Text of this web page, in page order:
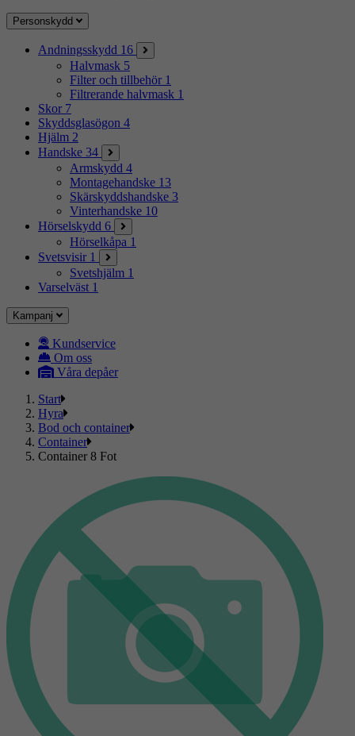
Personskydd
Andningsskydd 16
Halvmask 5
Filter och tillbehör 1
Filtrerande halvmask 1
Skor 7
Skyddsglasögon 4
Hjälm 2
Handske 34
Armskydd 4
Montagehandske 13
Skärskyddshandske 3
Vinterhandske 10
Hörselskydd 6
Hörselkåpa 1
Svetsvisir 1
Svetshjälm 1
Varselväst 1
Kampanj
Kundservice
Om oss
Våra depåer
Start
Hyra
Bod och container
Container
Container 8 Fot